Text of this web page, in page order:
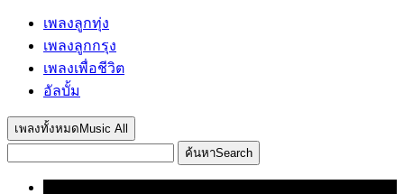
เพลงลูกทุ่ง
เพลงลูกกรุง
เพลงเพื่อชีวิต
อัลบั้ม
เพลงทั้งหมด Music All
ค้นหาSearch